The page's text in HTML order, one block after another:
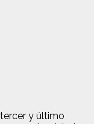
y último